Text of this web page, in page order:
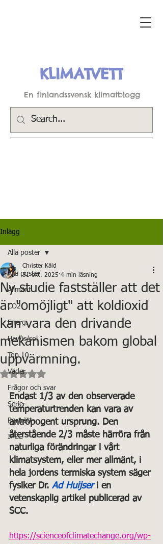
KLIMATVETT
En finlandssvensk klimatblogg
Inlägg
Alla poster
Allmänt
CO2
Energi
Hav/is/sol
Top 10
Väder
Frågor och svar
Serier
Porträtt
IPCC
Alla poster
Ny studie fastställer att det
är "omöjligt" att koldioxid
kan vara den drivande
mekanismen bakom global
uppvärmning.
Christer Käld
31 okt. 2025 4 min läsning
Betygsatt till NaN av 5 stjärnor.
Endast 1/3 av den observerade
temperaturtrenden kan vara av
antropogent ursprung. Den
återstående 2/3 måste härröra från
naturliga förändringar i vårt
klimatsystem, eller mer allmänt, i
hela jordens termiska system säger
fysiker Dr. Ad Huijser i en
vetenskaplig artikel publicerad av
SCC.
https://scienceofclimatechange.org/wp-